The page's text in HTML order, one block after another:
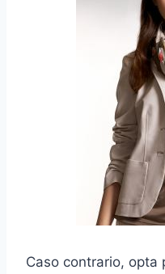
Caso contrario, opta